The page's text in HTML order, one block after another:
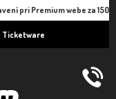
pri Premium webe za 150
Ticketware